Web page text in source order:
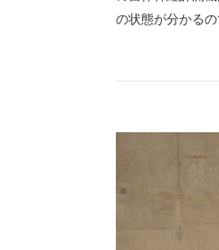
の状態が分かるの